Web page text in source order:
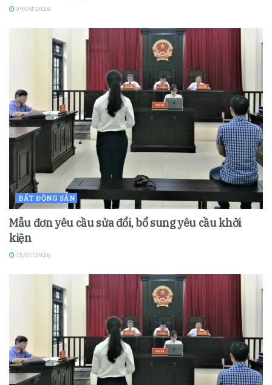
09/08/2026
BẤT ĐỘNG SẢN
Mẫu đơn yêu cầu sửa đổi, bổ sung yêu cầu khởi
kiện
15/07/2026